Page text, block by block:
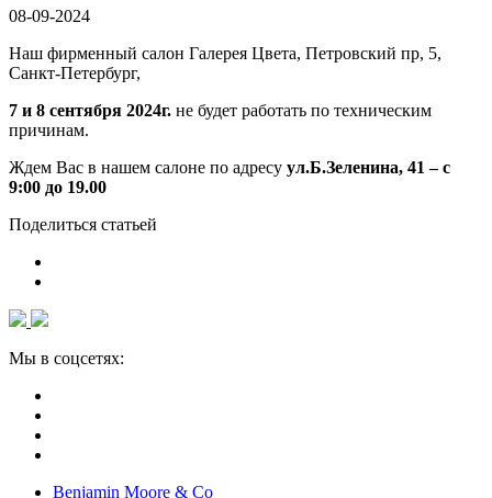
08-09-2024
Наш фирменный салон Галерея Цвета, Петровский пр, 5,
Санкт-Петербург,
7 и 8 сентября 2024г. не будет работать по техническим
причинам.
Ждем Вас в нашем салоне по адресу ул.Б.Зеленина, 41 – с
9:00 до 19.00
Поделиться статьей
Мы в соцсетях:
Benjamin Moore & Co